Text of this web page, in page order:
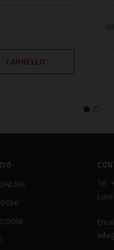
Tel:
Email: